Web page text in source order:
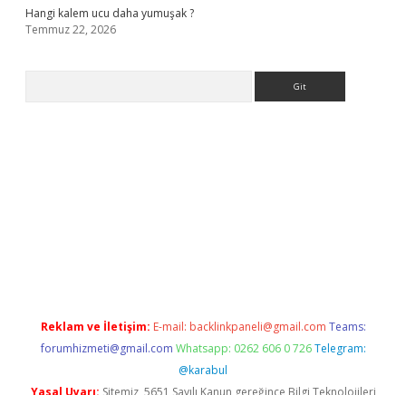
Hangi kalem ucu daha yumuşak ?
Temmuz 22, 2026
Reklam ve İletişim: E-mail: backlinkpaneli@gmail.com Teams:
forumhizmeti@gmail.com Whatsapp: 0262 606 0 726 Telegram:
@karabul
Yasal Uyarı: Sitemiz, 5651 Sayılı Kanun gereğince Bilgi Teknolojileri